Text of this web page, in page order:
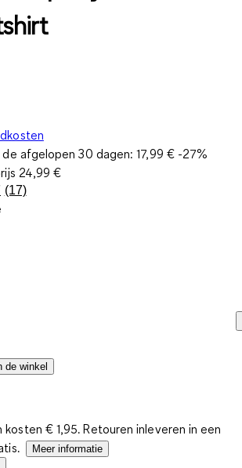
de afgelopen 30 dagen:17,99 €-27%
24,99 €
Lees
(17)
de winkel
€ 1,95. Retouren inleveren in een
Meer informatie